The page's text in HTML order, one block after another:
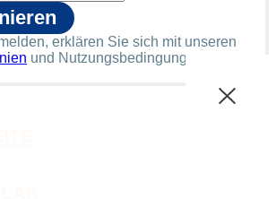
erklären Sie sich mit unseren
und Nutzungsbedingungen